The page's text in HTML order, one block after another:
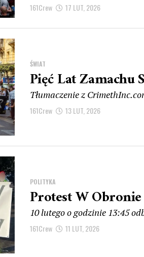
161Crew 17 LUT, 2026
ŚWIAT
Pięć Lat Zamachu
Tłumaczenie z
161Crew 13 LUT, 2026
POLITYKA
Protest W
10 lutego o godzinie 13:45
161Crew 11 LUT, 2026